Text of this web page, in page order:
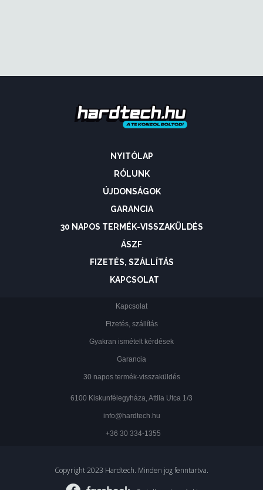
NYITÓLAP
RÓLUNK
ÚJDONSÁGOK
GARANCIA
30 NAPOS TERMÉK-VISSZAKÜLDÉS
ÁSZF
FIZETÉS, SZÁLLÍTÁS
KAPCSOLAT
Kapcsolat
Fizetés, szállítás
Gyakran ismételt kérdések
Garancia
30 napos termék-visszaküldés
6100 Kiskunfélegyháza, Attila Utca 1/3
info@hardtech.hu
+36 30 334-1355
Copyright 2023 Hardtech. Minden jog fenntartva.